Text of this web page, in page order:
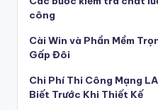
công
Cài Win và Phần Mềm
Gấp Đôi
Chi Phí Thi Công Mạng
Biết Trước Khi Thiết Kế